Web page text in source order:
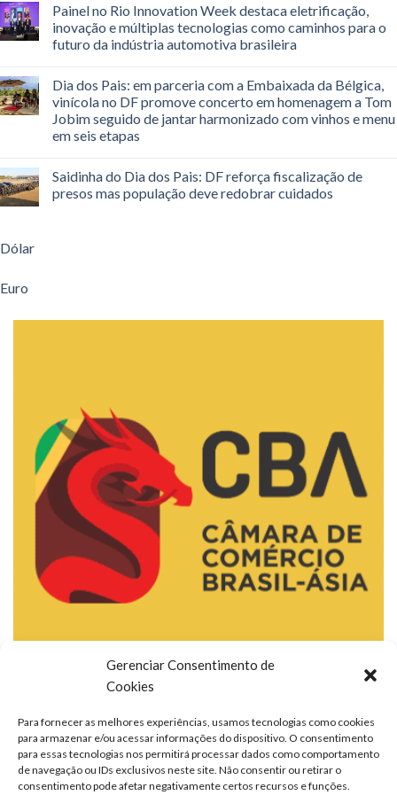
Gerenciar Consentimento de
Cookies
Para fornecer as melhores experiências, usamos tecnologias como cookies
para armazenar e/ou acessar informações do dispositivo. O consentimento
para essas tecnologias nos permitirá processar dados como comportamento
de navegação ou IDs exclusivos neste site. Não consentir ou retirar o
consentimento pode afetar negativamente certos recursos e funções.
Painel no Rio Innovation Week destaca eletrificação,
inovação e múltiplas tecnologias como caminhos para o
futuro da indústria automotiva brasileira
Dia dos Pais: em parceria com a Embaixada da Bélgica,
vinícola no DF promove concerto em homenagem a Tom
Jobim seguido de jantar harmonizado com vinhos e menu
em seis etapas
Saidinha do Dia dos Pais: DF reforça fiscalização de
presos mas população deve redobrar cuidados
Dólar
Euro